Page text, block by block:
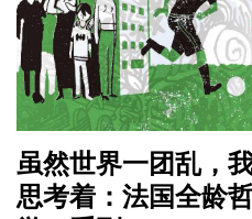
虽然世界一团乱，
思考着：法国全龄